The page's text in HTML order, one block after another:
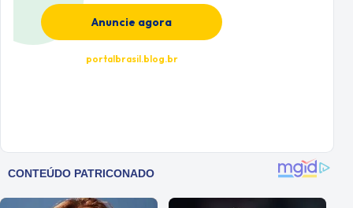
Anuncie agora
portalbrasil.blog.br